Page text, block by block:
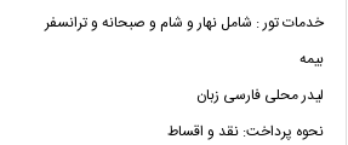
خدمات تور : شامل نهار و شام و صبحانه و ترانسفر
بیمه
لیدر محلی فارسی زبان
نحوه پرداخت: نقد و اقساط